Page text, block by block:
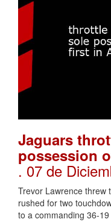
Jaguars
possession
. 07 de
Trevor Lawrence threw
rushed for two
to a commanding 36-